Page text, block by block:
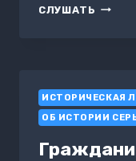
СЛУШАТЬ
ИСТОРИЧЕСКАЯ
ОБ ИСТОРИИ